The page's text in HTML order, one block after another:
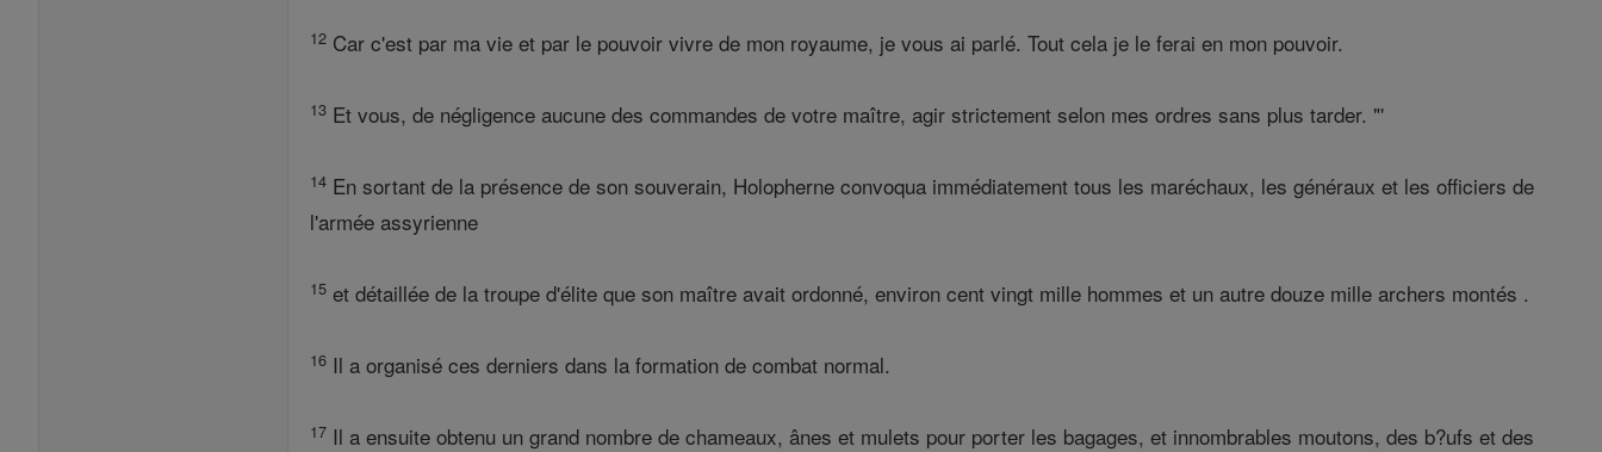
12 Car c'est par ma vie et par le pouvoir vivre de mon royaume, je vous ai parlé. Tout cela je le ferai en mon pouvoir.
13 Et vous, de négligence aucune des commandes de votre maître, agir strictement selon mes ordres sans plus tarder. "'
14 En sortant de la présence de son souverain, Holopherne convoqua immédiatement tous les maréchaux, les généraux et les officiers de
l'armée assyrienne
15 et détaillée de la troupe d'élite que son maître avait ordonné, environ cent vingt mille hommes et un autre douze mille archers montés .
16 Il a organisé ces derniers dans la formation de combat normal.
17 Il a ensuite obtenu un grand nombre de chameaux, ânes et mulets pour porter les bagages, et innombrables moutons, des b?ufs et des